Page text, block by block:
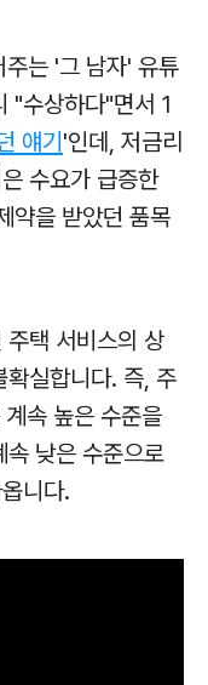
는 '그 남자' 유튜
"수상하다"면서 1
얘기 '인데, 저금리
수요가 급증한
약을 받았던 품목
택 서비스의 상
확실합니다. 즉, 주
속 높은 수준을
낮은 수준으로
니다.